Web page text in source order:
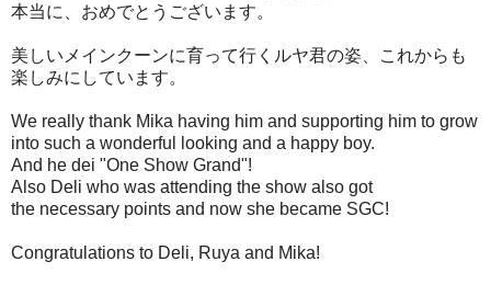
本当に、おめでとうございます。
美しいメインクーンに育って行くルヤ君の姿、これからも
楽しみにしています。
We really thank Mika having him and supporting him to grow
into such a wonderful looking and a happy boy.
And he dei "One Show Grand"!
Also Deli who was attending the show also got
the necessary points and now she became SGC!
Congratulations to Deli, Ruya and Mika!